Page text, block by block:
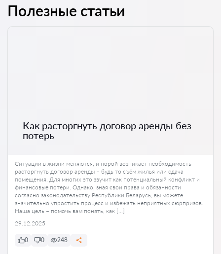
Полезные статьи
Как расторгнуть договор аренды без
потерь
Ситуации в жизни меняются, и порой возникает необходимость
расторгнуть договор аренды – будь то съём жилья или сдача
помещения. Для многих это звучит как потенциальный конфликт и
финансовые потери. Однако, зная свои права и обязанности
согласно законодательству Республики Беларусь, вы можете
значительно упростить процесс и избежать неприятных сюрпризов.
Наша цель – помочь вам понять, как […]
29.12.2025
0 0 248